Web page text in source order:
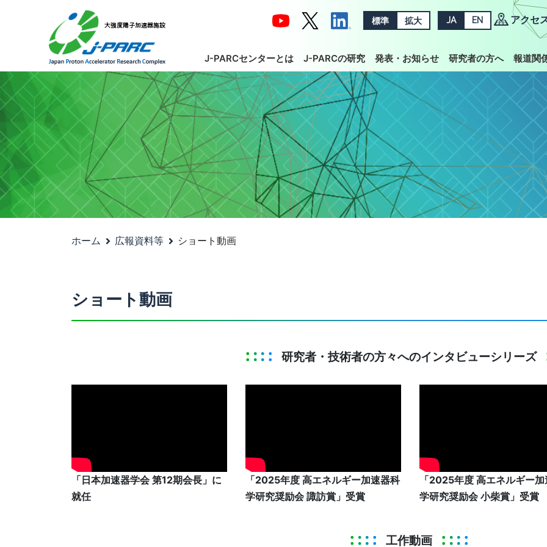
標準 拡大 JA EN アクセ
J-PARCセンターとは J-PARCの研究 発表・お知らせ 研究者の方へ 報道関
ホーム 広報資料等 ショート動画
ショート動画
研究者・技術者の方々へのインタビューシリーズ
「日本加速器学会 第12期会長」に
就任
「2025年度 高エネルギー加速器科
学研究奨励会 諏訪賞」受賞
「2025年度 高エネルギー
学研究奨励会 小柴賞」受賞
工作動画